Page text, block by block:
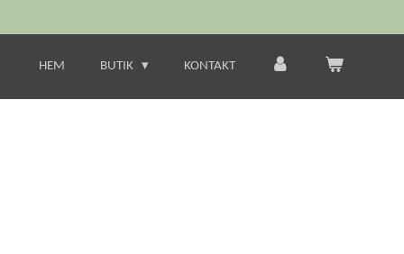
HEM BUTIK KONTAKT